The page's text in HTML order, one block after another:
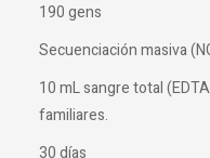
190 gens
Secuenciación masiva
10 mL sangre total
familiares.
30 días